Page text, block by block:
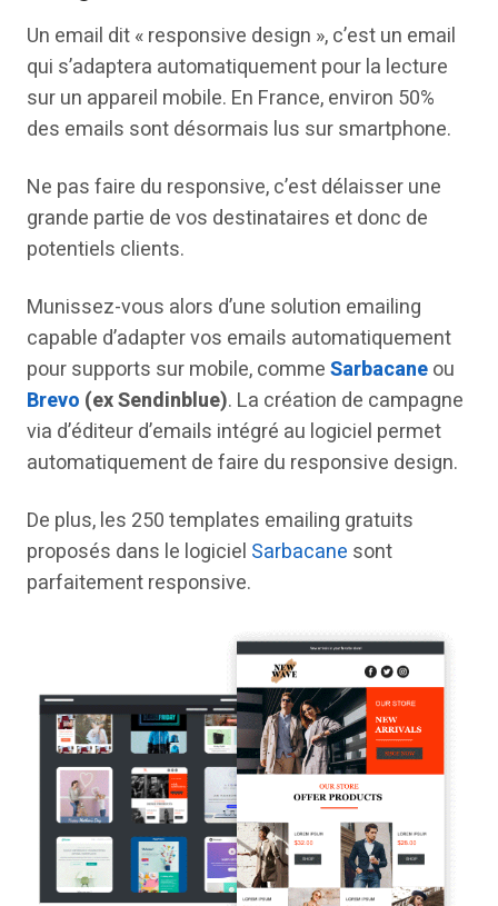
Un email dit « responsive design », c’est un email
qui s’adaptera automatiquement pour la lecture
sur un appareil mobile. En France, environ 50%
des emails sont désormais lus sur smartphone.
Ne pas faire du responsive, c’est délaisser une
grande partie de vos destinataires et donc de
potentiels clients.
Munissez-vous alors d’une solution emailing
capable d’adapter vos emails automatiquement
pour supports sur mobile, commeSarbacaneou
Brevo (ex Sendinblue). La création de campagne
via d’éditeur d’emails intégré au logiciel permet
automatiquement de faire du responsive design.
De plus, les 250 templates emailing gratuits
proposés dans le logiciel Sarbacane sont
parfaitement responsive.